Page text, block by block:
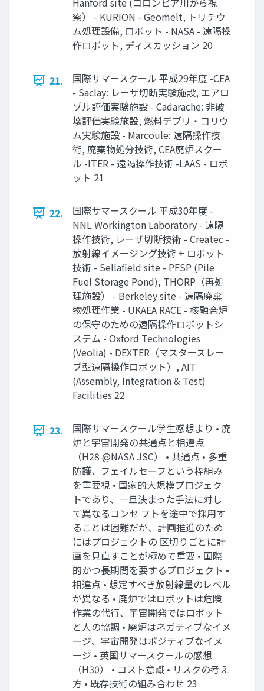
察） - KURION - Geomelt, トリチウ
ム処理設備, ロボット - NASA - 遠隔操
作ロボット, ディスカッション 20
21.
国際サマースクール 平成29年度 -CEA
- Saclay: レーザ切断実験施設, エアロ
ゾル評価実験施設 - Cadarache: 非破
壊評価実験施設, 燃料デブリ・コリウ
ム実験施設 - Marcoule: 遠隔操作技
術, 廃棄物処分技術, CEA廃炉スクー
ル -ITER - 遠隔操作技術 -LAAS - ロボ
ット 21
22.
国際サマースクール 平成30年度 -
NNL Workington Laboratory - 遠隔
操作技術, レーザ切断技術 - Createc -
放射線イメージング技術 + ロボット
技術 - Sellaﬁeld site - PFSP (Pile
Fuel Storage Pond), THORP（再処
理施設） - Berkeley site - 遠隔廃棄
物処理作業 - UKAEA RACE - 核融合炉
の保守のための遠隔操作ロボットシ
ステム - Oxford Technologies
(Veolia) - DEXTER（マスタースレー
ブ型遠隔操作ロボット）, AIT
(Assembly, Integration & Test)
Facilities 22
23.
国際サマースクール学生感想より • 廃
炉と宇宙開発の共通点と相違点
（H28 @NASA JSC） • 共通点 • 多重
防護、フェイルセーフという枠組み
を重要視 • 国家的大規模プロジェク
トであり、一旦決まった手法に対し
て異なるコンセ プトを途中で採用す
ることは困難だが、計画推進のため
にはプロジェクトの 区切りごとに計
画を見直すことが極めて重要 • 国際
的かつ長期間を要するプロジェクト •
相違点 • 想定すべき放射線量のレベル
が異なる • 廃炉ではロボットは危険
作業の代行、宇宙開発ではロボット
と人の協調 • 廃炉はネガティブなイメ
ージ、宇宙開発はポジティブなイメ
ージ • 英国サマースクールの感想
（H30） • コスト意識 • リスクの考え
方 • 既存技術の組み合わせ 23